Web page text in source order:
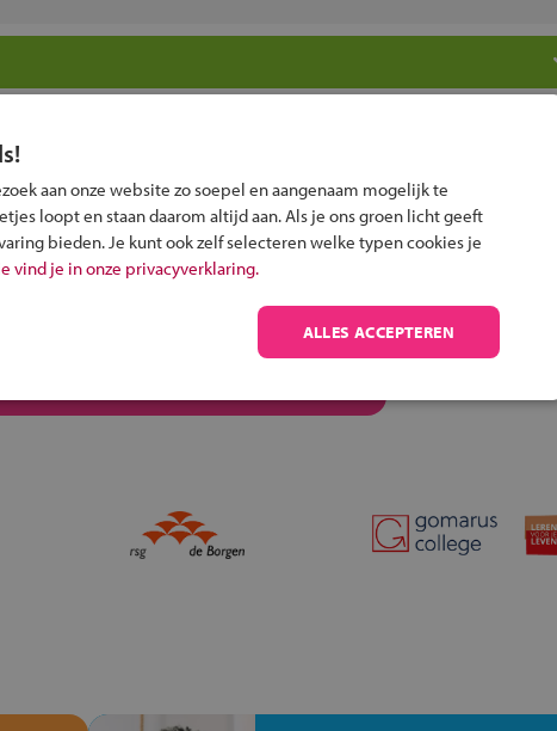
informatie om je kind aan te melden bij
aan onze website zo soepel en aangenaam mogelijk te
loopt en staan daarom altijd aan. Als je ons groen licht geeft
bieden. Je kunt ook zelf selecteren welke typen cookies je
vind je in onze privacyverklaring.
ALLES ACCEPTEREN